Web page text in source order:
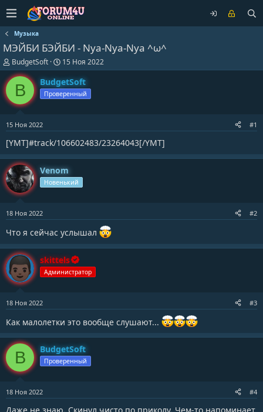
Музыка
МЭЙБИ БЭЙБИ - Nya-Nya-Nya ^ω^
А
в
т
т
м
BudgetSoft
Д
а
т
а
н
а
15 Ноя 2022
B BudgetSoft
Проверенный
15 Ноя 2022 #1
[YMT]#track/106602483/23264043[/YMT]
Venom
Новенький
18 Ноя 2022 #2
Что я сейчас услышал
skittels
Администратор
18 Ноя 2022 #3
Как малолетки это вообще слушают...
B BudgetSoft
Проверенный
18 Ноя 2022 #4